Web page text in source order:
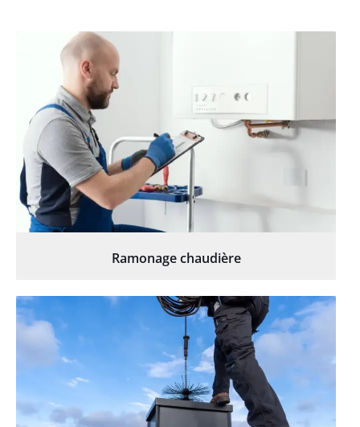
Ramonage chaudière